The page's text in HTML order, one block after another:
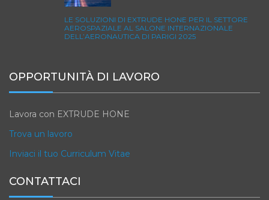
LE SOLUZIONI DI EXTRUDE HONE PER IL SETTORE
AEROSPAZIALE AL SALONE INTERNAZIONALE
DELL’AERONAUTICA DI PARIGI 2025
OPPORTUNITÀ DI LAVORO
Lavora con EXTRUDE HONE
Trova un lavoro
Inviaci il tuo Curriculum Vitae
CONTATTACI